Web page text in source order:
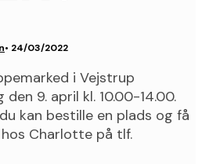
• 24/03/2022
i Vejstrup
9. april kl. 10.00-14.00.
kan bestille en plads og få
Charlotte på tlf.